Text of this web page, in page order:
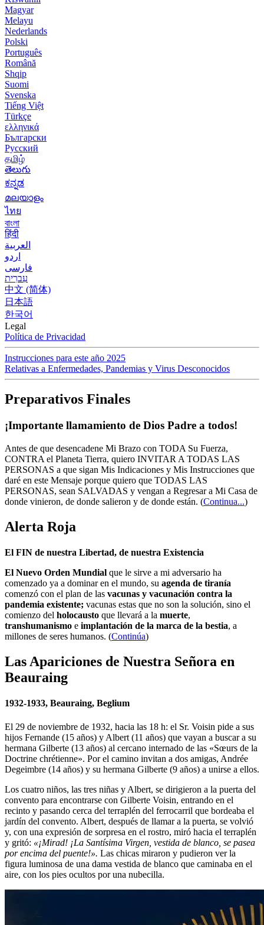
Magyar
Melayu
Nederlands
Polski
Português
Română
Shqip
Suomi
Svenska
Tiếng Việt
Türkçe
ελληνικά
Български
Русский
தமிழ்
తెలుగు
ಕನ್ನಡ
മലയാളം
ไทย
বাংলা
हिंदी
العربية
اردو
فارسی
עִברִית
中文 (简体)
日本語
한국어
Legal
Política de Privacidad
Instrucciones para este año 2025
Relativas a Enfermedades, Pandemias y Virus Desconocidos
Preparativos Finales
¡Importante llamamiento de Dios Padre a todos!
Antes de que desencadene Mi Brazo con TODA Su Fuerza,
CONTRA el Planeta Tierra, quiero INVITAR A TODAS LAS
PERSONAS a que sigan Mis Indicaciones y Mis Instrucciones que
daré en este Mensaje porque quiero que TODAS LAS
PERSONAS, sean SALVADAS y vengan a Regresar a Mi Casa de
donde vinieron, de donde salieron y de donde están. (Continua...)
Alerta Roja
El FIN de nuestra Libertad, de nuestra Existencia
El Nuevo Orden Mundial que le sirve a mi adversario ha
comenzado ya a dominar en el mundo, su agenda de tiranía
comenzó con el plan de las vacunas y vacunación contra la
pandemia existente; vacunas estas que no son la solución, sino el
comienzo del holocausto que llevará a la muerte,
transhumanismo e implantación de la marca de la bestia, a
millones de seres humanos. (Continúa)
Las Apariciones de Nuestra Señora en
Beauraing
1932-1933, Beauraing, Beglium
El 29 de noviembre de 1932, hacia las 18 h: el Sr. Voisin pide a sus
hijos Fernande (15 años) y Albert (11 años) que vayan a buscar a su
hermana Gilberte (13 años) al cercano internado de las «Sœurs de la
Doctrine chrétienne». Por el camino invitan a dos amigas, Andrée
Degeimbre (14 años) y su hermana Gilberte (9 años) a unirse a ellos.
Los cuatro niños, las tres niñas y Albert, se dirigieron a la puerta del
convento para encontrarse con Gilberte Voisin, entrando en el
recinto y pasando cerca del terraplén del ferrocarril que bordeaba el
jardín del convento. Albert, después de llamar a la puerta, se volvió
y, con una expresión de sorpresa en el rostro, miró hacia el terraplén
y gritó: «¡Mirad! ¡La Santísima Virgen, vestida de blanco, se pasea
por encima del puente!». Las chicas miraron y pudieron ver la
figura luminosa de una dama vestida de blanco que caminaba en el
aire, con los pies ocultos por una nubecilla.